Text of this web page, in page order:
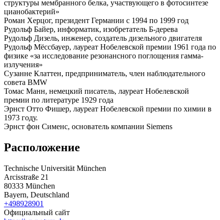
структуры мембранного белка, участвующего в фотосинтезе
цианобактерий»
Роман Херцог, президент Германии с 1994 по 1999 год
Рудольф Байер, информатик, изобретатель Б-дерева
Рудольф Дизель, инженер, создатель дизельного двигателя
Рудольф Мёссбауер, лауреат Нобелевской премии 1961 года по
физике «за исследование резонансного поглощения гамма-
излучения»
Сузанне Клаттен, предприниматель, член наблюдательного
совета BMW
Томас Манн, немецкий писатель, лауреат Нобелевской
премии по литературе 1929 года
Эрнст Отто Фишер, лауреат Нобелевской премии по химии в
1973 году.
Эрнст фон Сименс, основатель компании Siemens
Расположение
Technische Universität München
Arcisstraße 21
80333 München
Bayern, Deutschland
+498928901
Официальный сайт